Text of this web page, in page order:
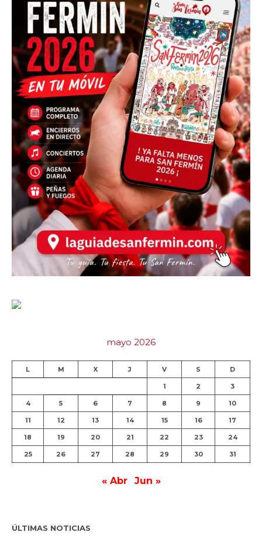
mayo 2026
L M X J V S D
1 2 3
4 5 6 7 8 9 10
11 12 13 14 15 16 17
18 19 20 21 22 23 24
25 26 27 28 29 30 31
« Abr Jun »
ÚLTIMAS NOTICIAS